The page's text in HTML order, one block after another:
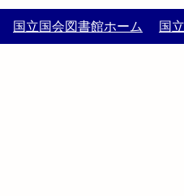
国立国会図書館ホーム 国